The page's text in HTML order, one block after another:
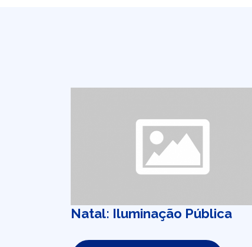
Natal: Iluminação Pública